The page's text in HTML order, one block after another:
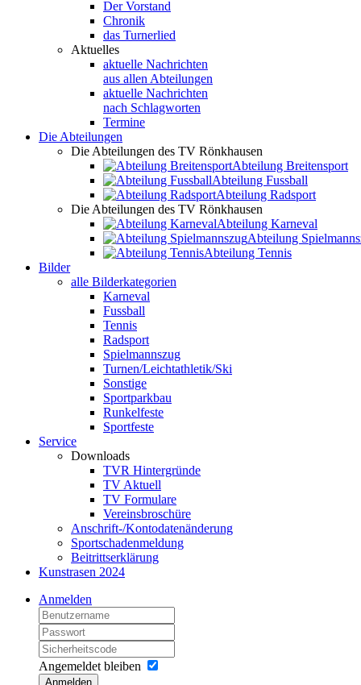
Der Vorstand
Chronik
das Turnerlied
Aktuelles
aktuelle Nachrichten
aus allen Abteilungen
aktuelle Nachrichten
nach Schlagworten
Termine
Die Abteilungen
Die Abteilungen des TV Rönkhausen
Abteilung Breitensport
Abteilung Fussball
Abteilung Radsport
Die Abteilungen des TV Rönkhausen
Abteilung Karneval
Abteilung
Abteilung Tennis
Bilder
alle Bilderkategorien
Karneval
Fussball
Tennis
Radsport
Spielmannszug
Turnen/Leichtathletik/Ski
Sonstige
Sportparkbau
Runkelfeste
Sportfeste
Service
Downloads
TVR Hintergründe
TV Aktuell
TV Formulare
Vereinsbroschüre
Anschrift-/Kontodatenänderung
Sportschadenmeldung
Beitrittserklärung
Kunstrasen 2024
Anmelden
Angemeldet bleiben
Anmelden